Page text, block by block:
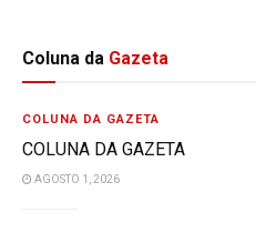
Coluna da Gazeta
COLUNA DA GAZETA
COLUNA DA GAZETA
AGOSTO 1, 2026